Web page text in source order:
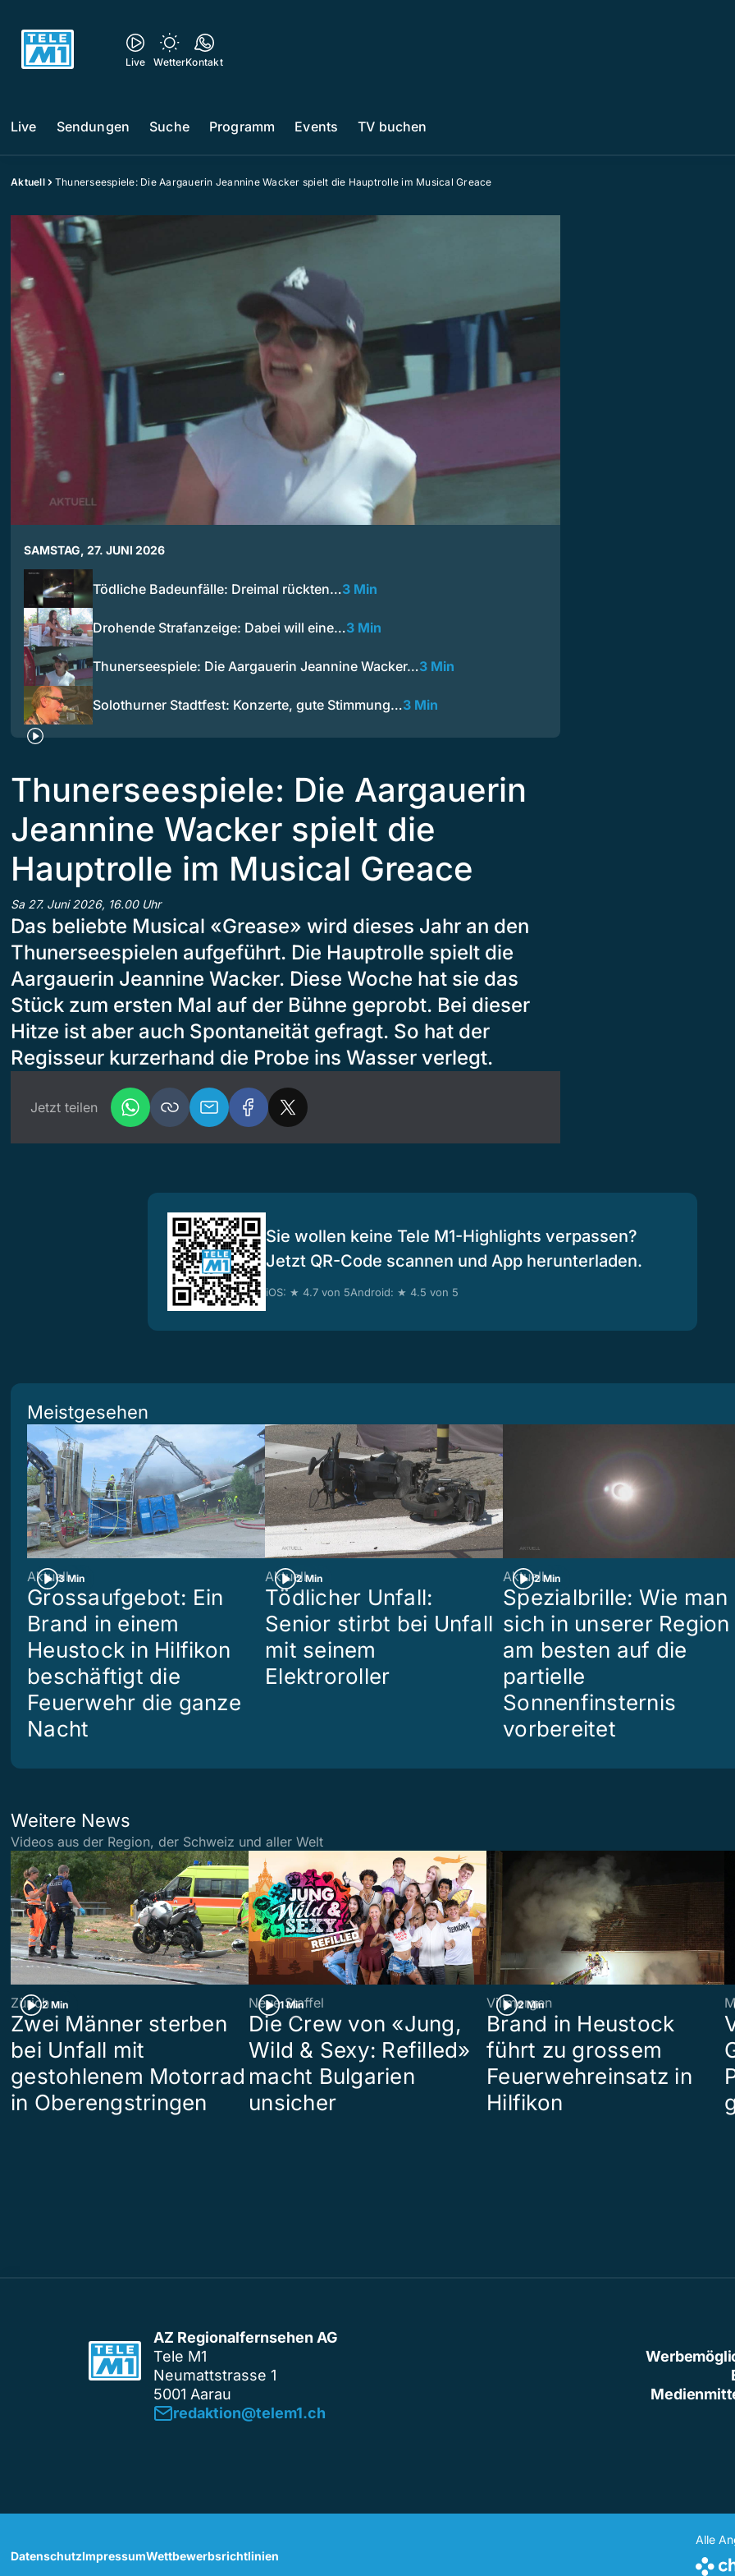
Live WetterKontakt
Live Sendungen Suche Programm Events TV buchen
Aktuell Thunerseespiele: Die Aargauerin Jeannine Wacker spielt die Hauptrolle im Musical Greace
SAMSTAG, 27. JUNI 2026
Tödliche Badeunfälle: Dreimal rückten…3 Min
Drohende Strafanzeige: Dabei will eine…3 Min
Thunerseespiele: Die Aargauerin Jeannine Wacker…3 Min
Solothurner Stadtfest: Konzerte, gute Stimmung…3 Min
Thunerseespiele: Die Aargauerin
Jeannine Wacker spielt die
Hauptrolle im Musical Greace
Sa 27. Juni 2026, 16.00 Uhr
Das beliebte Musical «Grease» wird dieses Jahr an den
Thunerseespielen aufgeführt. Die Hauptrolle spielt die
Aargauerin Jeannine Wacker. Diese Woche hat sie das
Stück zum ersten Mal auf der Bühne geprobt. Bei dieser
Hitze ist aber auch Spontaneität gefragt. So hat der
Regisseur kurzerhand die Probe ins Wasser verlegt.
Jetzt teilen
Sie wollen keine Tele M1-Highlights verpassen?
Jetzt QR-Code scannen und App herunterladen.
iOS: ★ 4.7 von 5Android: ★ 4.5 von 5
Meistgesehen
3 Min
Aktuell
Grossaufgebot: Ein
Brand in einem
Heustock in Hilfikon
beschäftigt die
Feuerwehr die ganze
Nacht
2 Min
Aktuell
Tödlicher Unfall:
Senior stirbt bei Unfall
mit seinem
Elektroroller
2 Min
Aktuell
Spezialbrille: Wie man
sich in unserer Region
am besten auf die
partielle
Sonnenfinsternis
vorbereitet
Weitere News
Videos aus der Region, der Schweiz und aller Welt
2 Min
Zürich
Zwei Männer sterben
bei Unfall mit
gestohlenem Motorrad
in Oberengstringen
1 Min
Neue Staffel
Die Crew von «Jung,
Wild & Sexy: Refilled»
macht Bulgarien
unsicher
2 Min
Villmergen
Brand in Heustock
führt zu grossem
Feuerwehreinsatz in
Hilfikon
AZ Regionalfernsehen AG
Tele M1
Neumattstrasse 1
5001 Aarau
redaktion@telem1.ch
DatenschutzImpressumWettbewerbsrichtlinien
Alle